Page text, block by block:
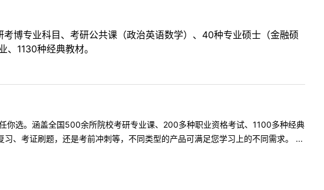
博专业科目、考研公共课（政治英语数学）、40种专业硕士（金融硕
1130种经典教材。
你选。涵盖全国500余所院校考研专业课、200多种职业资格考试、1100多种经典
、考证刷题，还是考前冲刺等，不同类型的产品可满足您学习上的不同需求。 ...